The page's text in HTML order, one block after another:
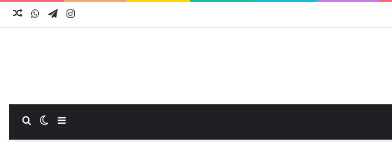
اینستاگرام
تلگرام واتس
سایدبارتغییر